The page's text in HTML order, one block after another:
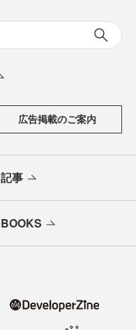
広告掲載のご案内
記事
BOOKS